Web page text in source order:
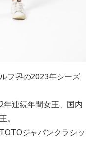
フ界の2023年シーズ
2年連続年間女王、 国内
。
TOTOジャパンクラシッ